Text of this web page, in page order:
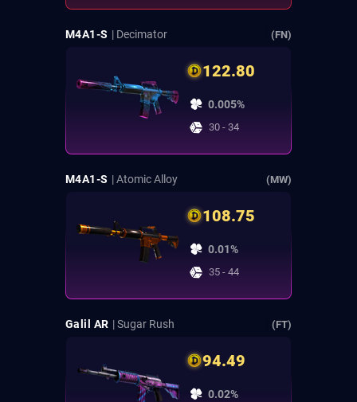
M4A1-S | Decimator (FN)
122.80
0.005%
30 - 34
M4A1-S | Atomic Alloy (MW)
108.75
0.01%
35 - 44
Galil AR | Sugar Rush (FT)
94.49
0.02%